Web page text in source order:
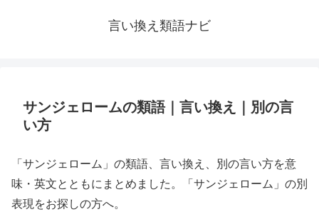
言い換え類語ナビ
サンジェロームの類語｜言い換え｜別の言
い方
「サンジェローム」の類語、言い換え、別の言い方を意
味・英文とともにまとめました。「サンジェローム」の別
表現をお探しの方へ。